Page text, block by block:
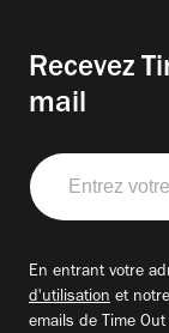
Recevez
mail
Entrez
votre
adresse
En entrant votre
d'utilisation et notre
emails de Time